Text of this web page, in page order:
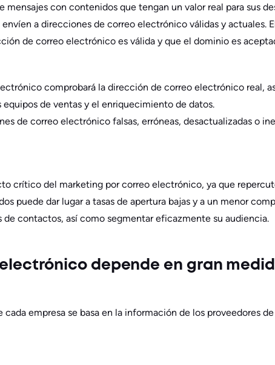
con contenidos que tengan un valor real para sus
a direcciones de correo electrónico válidas y
de correo electrónico es válida y que el dominio es
comprobará la dirección de correo electrónico real,
de ventas y el enriquecimiento de datos.
de correo electrónico falsas, erróneas, desactualizadas o
crítico del marketing por correo electrónico, ya que
puede dar lugar a tasas de apertura bajas y a un menor
contactos, así como segmentar eficazmente su audiencia.
depende en gran
empresa se basa en la información de los proveedores